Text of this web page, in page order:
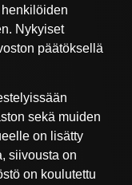
Nykyiset
päätöksellä
sekä muiden
on lisätty
siivousta on
on koulutettu